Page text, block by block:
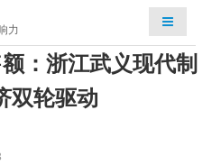
力
检索
：浙江武义现代制
双轮驱动